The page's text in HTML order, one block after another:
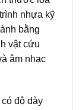
nhựa kỹ
bằng
vật cứu
âm nhạc
độ dày